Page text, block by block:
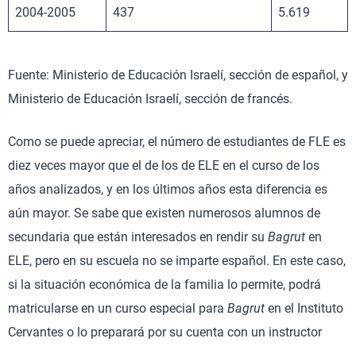
2004-2005 437 5.619
Fuente: Ministerio de Educación Israelí, sección de español, y
Ministerio de Educación Israelí, sección de francés.
Como se puede apreciar, el número de estudiantes de FLE es
diez veces mayor que el de los de ELE en el curso de los
años analizados, y en los últimos años esta diferencia es
aún mayor. Se sabe que existen numerosos alumnos de
secundaria que están interesados en rendir su Bagrut en
ELE, pero en su escuela no se imparte español. En este caso,
si la situación económica de la familia lo permite, podrá
matricularse en un curso especial para Bagrut en el Instituto
Cervantes o lo preparará por su cuenta con un instructor